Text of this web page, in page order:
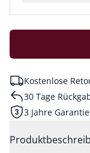
Kostenlose
30 Tage
3 Jahre Garantie